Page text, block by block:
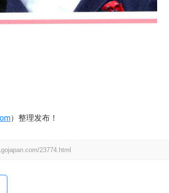
）整理发布！
23774.html